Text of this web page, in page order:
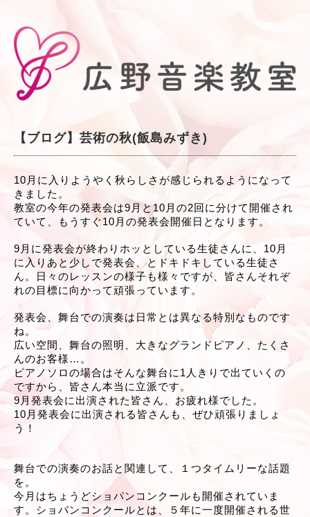
【ブログ】芸術の秋(飯島みずき)
10月に入りようやく秋らしさが感じられるようになって
きました。
教室の今年の発表会は9月と10月の2回に分けて開催され
ていて、もうすぐ10月の発表会開催日となります。
9月に発表会が終わりホッとしている生徒さんに、10月
に入りあと少しで発表会、とドキドキしている生徒さ
ん。日々のレッスンの様子も様々ですが、皆さんそれぞ
れの目標に向かって頑張っています。
発表会、舞台での演奏は日常とは異なる特別なものです
ね。
広い空間、舞台の照明、大きなグランドピアノ、たくさ
んのお客様…。
ピアノソロの場合はそんな舞台に1人きりで出ていくの
ですから、皆さん本当に立派です。
9月発表会に出演された皆さん、お疲れ様でした。
10月発表会に出演される皆さんも、ぜひ頑張りましょ
う！
舞台での演奏のお話と関連して、１つタイムリーな話題
を。
今月はちょうどショパンコンクールも開催されていま
す。ショパンコンクールとは、５年に一度開催される世